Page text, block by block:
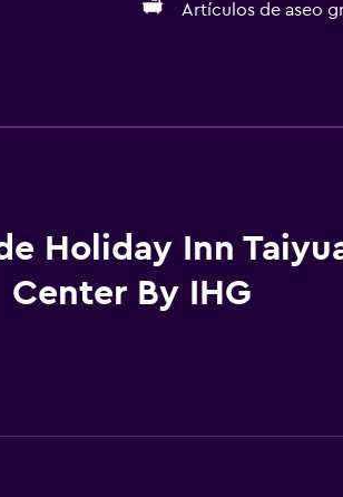
Artículos de aseo
Wifi gratis
Toallas
Artículos de aseo gratis
Holiday Inn
Center By IHG